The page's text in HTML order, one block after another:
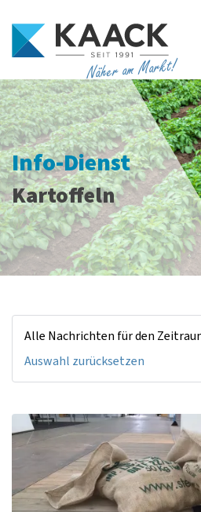
Näher am Markt!
Info-Dienst
Kartoffeln
Alle Nachrichten für den
Auswahl zurücksetzen